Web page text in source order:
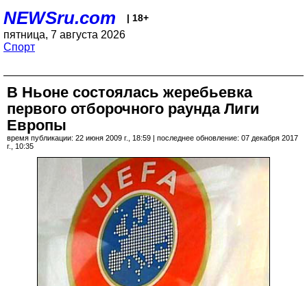
NEWSru.com | 18+
пятница, 7 августа 2026
Спорт
В Ньоне состоялась жеребьевка
первого отборочного раунда Лиги
Европы
время публикации: 22 июня 2009 г., 18:59 | последнее обновление: 07 декабря 2017
г., 10:35